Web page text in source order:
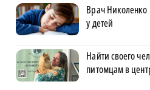
Врач Николенко
у детей
Найти своего
питомцам в